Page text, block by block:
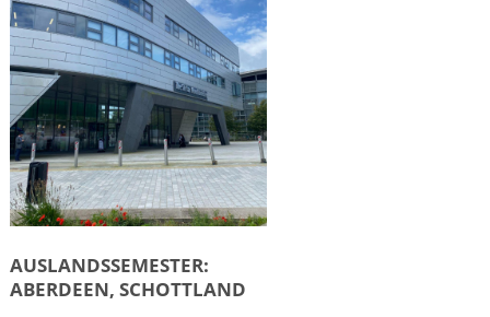
AUSLANDSSEMESTER:
ABERDEEN, SCHOTTLAND